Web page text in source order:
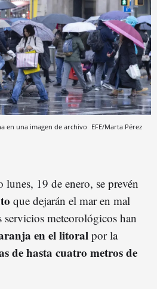
en una imagen de archivo EFE/Marta Pérez
19 de enero, se prevén
que dejarán el mar en mal
meteorológicos han
en el litoralpor la
de hasta cuatro metros de